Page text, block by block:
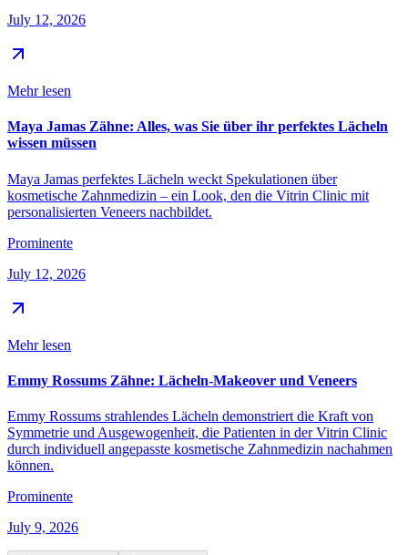
July 12, 2026
Mehr lesen
Maya Jamas Zähne: Alles, was Sie über ihr perfektes Lächeln
wissen müssen
Maya Jamas perfektes Lächeln weckt Spekulationen über
kosmetische Zahnmedizin – ein Look, den die Vitrin Clinic mit
personalisierten Veneers nachbildet.
Prominente
July 12, 2026
Mehr lesen
Emmy Rossums Zähne: Lächeln-Makeover und Veneers
Emmy Rossums strahlendes Lächeln demonstriert die Kraft von
Symmetrie und Ausgewogenheit, die Patienten in der Vitrin Clinic
durch individuell angepasste kosmetische Zahnmedizin nachahmen
können.
Prominente
July 9, 2026